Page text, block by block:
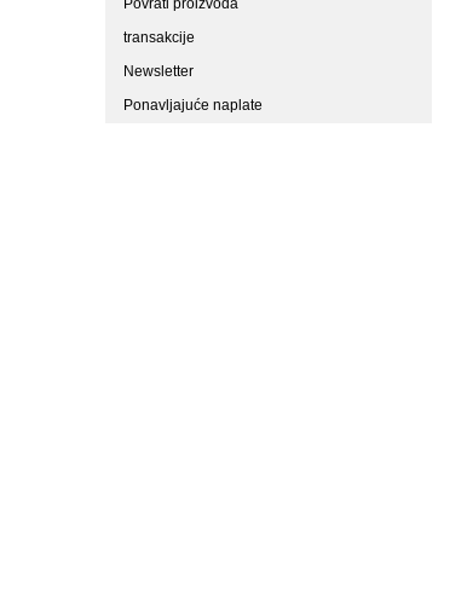
Povrati proizvoda
transakcije
Newsletter
Ponavljajuće naplate